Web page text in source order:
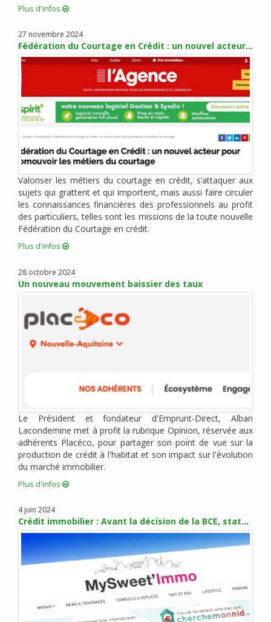
novembre 2020 (2)
septembre 2020 (5)
août 2020 (2)
juillet 2020 (3)
juin 2020 (6)
mai 2020 (2)
avril 2020 (6)
mars 2020 (3)
février 2020 (1)
janvier 2020 (1)
décembre 2019 (4)
novembre 2019 (2)
octobre 2019 (1)
septembre 2019 (1)
août 2019 (4)
juin 2019 (1)
mai 2019 (2)
mars 2019 (4)
février 2019 (3)
janvier 2019 (5)
juin 2018 (2)
mai 2018 (4)
avril 2018 (3)
mars 2018 (5)
février 2018 (3)
décembre 2017 (1)
novembre 2017 (5)
octobre 2017 (4)
septembre 2017 (6)
juin 2017 (4)
Plus d'infos
27 novembre 2024
Fédération du Courtage en Crédit : un nouvel acteur pour promouvoir les métiers du courtage
Valoriser les métiers du courtage en crédit, s’attaquer aux
sujets qui grattent et qui importent, mais aussi faire circuler
les connaissances financières des professionnels au profit
des particuliers, telles sont les missions de la toute nouvelle
Fédération du Courtage en crédit.
Plus d'infos
28 octobre 2024
Un nouveau mouvement baissier des taux
Le Président et fondateur d'Emprunt-Direct, Alban
Lacondemine met à profit la rubrique Opinion, réservée aux
adhérents Placéco, pour partager son point de vue sur la
production de crédit à l'habitat et son impact sur l'évolution
du marché immobilier.
Plus d'infos
4 juin 2024
Crédit immobilier : Avant la décision de la BCE, statu quo sur les taux en juin